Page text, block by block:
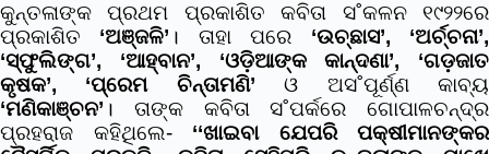
କୁନ୍ତଳାଙ୍କ ପ୍ରଥମ ପ୍ରକାଶିତ କବିତା ସ˚କଳନ ୧୯୨୨ରେ
ପ୍ରକାଶିତ ‘ଅଞ୍ଜଳି’ । ତାହା ପରେ ‘ଉଚ୍ଛାସ’, ‘ଅର୍ଚ୍ଚନା’,
‘ସ୍ଫୁଲିଙ୍ଗ’, ‘ଆହ୍ବାନ’, ‘ଓଡ଼ିଆଙ୍କ କାନ୍ଦଣା’, ‘ଗଡ଼ଜାତ
କୃଷକ’, ‘ପ୍ରେମ ଚିନ୍ତାମଣି’ ଓ ଅସ˚ପୂର୍ଣ୍ଣ କାବ୍ୟ
‘ମଣିକାଞ୍ଚନ’ । ତାଙ୍କ କବିତା ସ˚ପର୍କରେ ଗୋପାଳଚନ୍ଦ୍ର
ପ୍ରହରାଜ କହିଥିଲେ- ‘‘ଖାଇବା ଯେପରି ପକ୍ଷୀମାନଙ୍କର